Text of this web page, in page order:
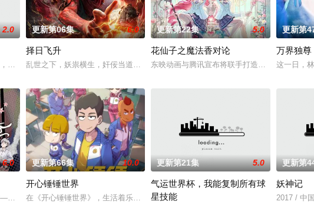
2.0
宗内弟子皆是天骄，所向披靡。唯独开山弟子徐阳一直是炼气期，为突破修为早日飞升，
更新第06集 6.0
择日飞升
乱世之下，妖祟横生，奸佞当道。又值幽界入侵，人、幽两界势力荼毒人间，捕蛇者
更新第22集 5.0
花仙子之魔法香对论
东映动画与腾讯宣布将联手打造『花仙子』全新
更新第
万界独尊
这一日，
6.0
谷雨街后巷。 无论城市的角落，还是繁星坠落的荒漠， 穿过现实的迷宫，欢迎光临“谷雨
更新第66集 10.0
开心锤锤世界
在《开心锤锤世界》，生活着乐观善良的少年锤锤和他性格各异的家人朋友们，他们
更新第21集 5.0
气运世界杯，我能复制所有球
星技能
更新第
妖神记
2017 / 中